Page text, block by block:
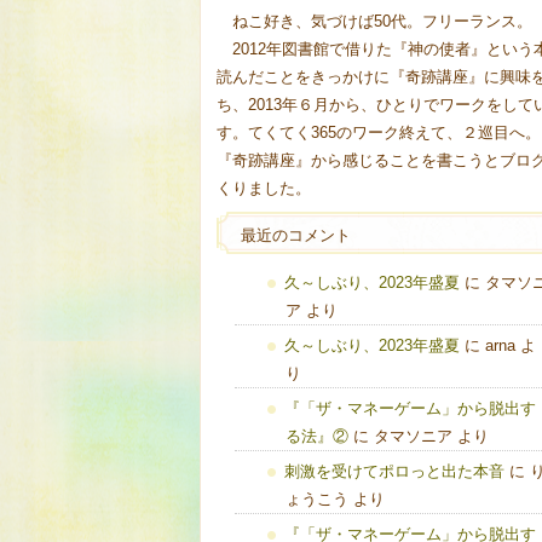
ねこ好き、気づけば50代。フリーランス。
2012年図書館で借りた『神の使者』という
読んだことをきっかけに『奇跡講座』に興味
ち、2013年６月から、ひとりでワークをして
す。てくてく365のワーク終えて、２巡目へ。
『奇跡講座』から感じることを書こうとブロ
くりました。
最近のコメント
久～しぶり、2023年盛夏 に タマソ
ア より
久～しぶり、2023年盛夏 に arnaよ
り
『「ザ・マネーゲーム」から脱出す
る法』② に タマソニア より
刺激を受けてポロっと出た本音 に り
ょうこう より
『「ザ・マネーゲーム」から脱出す